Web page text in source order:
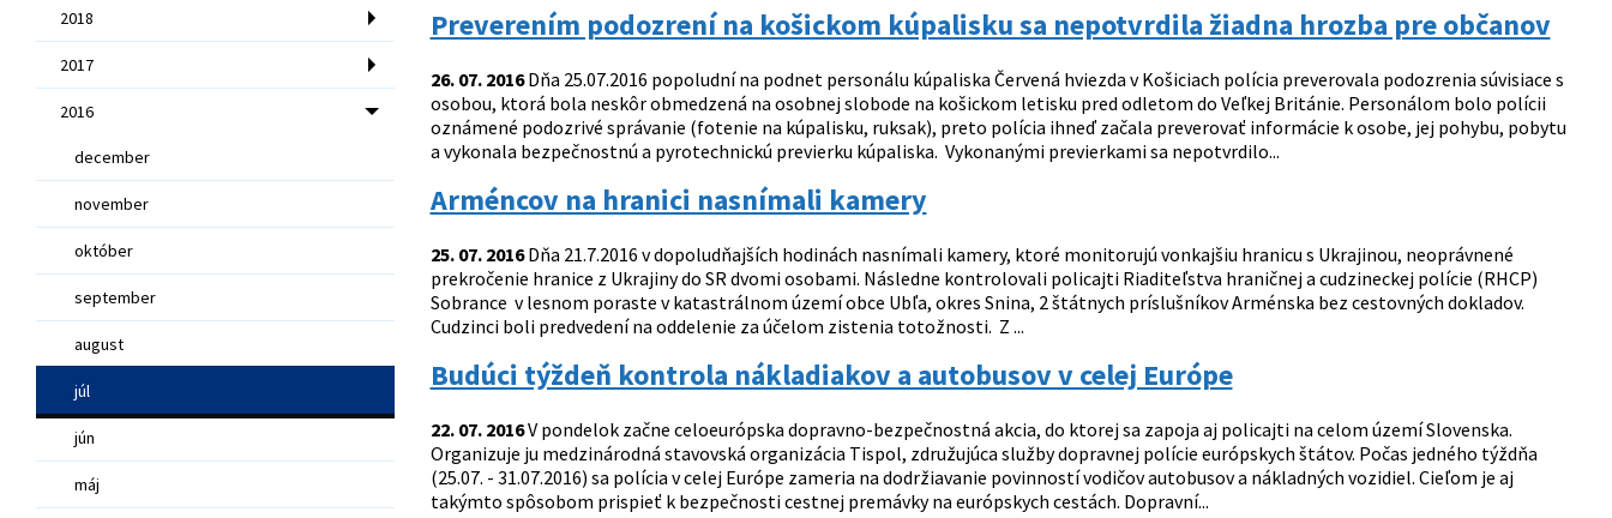
2018
2017
2016
december
november
október
september
august
júl
jún
máj
Preverením podozrení na košickom kúpalisku sa nepotvrdila žiadna hrozba pre občanov
26. 07. 2016Dňa 25.07.2016 popoludní na podnet personálu kúpaliska Červená hviezda v Košiciach polícia preverovala podozrenia súvisiace s
osobou, ktorá bola neskôr obmedzená na osobnej slobode na košickom letisku pred odletom do Veľkej Británie. Personálom bolo polícii
oznámené podozrivé správanie (fotenie na kúpalisku, ruksak), preto polícia ihneď začala preverovať informácie k osobe, jej pohybu, pobytu
a vykonala bezpečnostnú a pyrotechnickú previerku kúpaliska. Vykonanými previerkami sa nepotvrdilo...
Arméncov na hranici nasnímali kamery
25. 07. 2016Dňa 21.7.2016 v dopoludňajších hodinách nasnímali kamery, ktoré monitorujú vonkajšiu hranicu s Ukrajinou, neoprávnené
prekročenie hranice z Ukrajiny do SR dvomi osobami. Následne kontrolovali policajti Riaditeľstva hraničnej a cudzineckej polície (RHCP)
Sobrance v lesnom poraste v katastrálnom území obce Ubľa, okres Snina, 2 štátnych príslušníkov Arménska bez cestovných dokladov.
Cudzinci boli predvedení na oddelenie za účelom zistenia totožnosti. Z ...
Budúci týždeň kontrola nákladiakov a autobusov v celej Európe
22. 07. 2016V pondelok začne celoeurópska dopravno-bezpečnostná akcia, do ktorej sa zapoja aj policajti na celom území Slovenska.
Organizuje ju medzinárodná stavovská organizácia Tispol, združujúca služby dopravnej polície európskych štátov. Počas jedného týždňa
(25.07. - 31.07.2016) sa polícia v celej Európe zameria na dodržiavanie povinností vodičov autobusov a nákladných vozidiel. Cieľom je aj
takýmto spôsobom prispieť k bezpečnosti cestnej premávky na európskych cestách. Dopravní...